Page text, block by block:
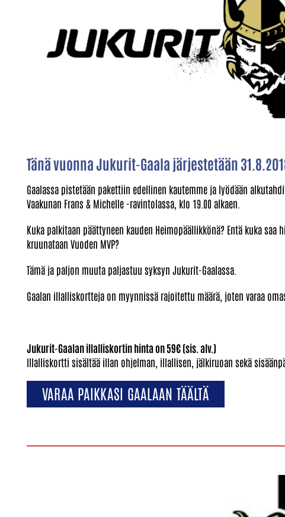
Tänä vuonna Jukurit-Gaala järjestetään
Gaalassa pistetään pakettiin edellinen kautemme ja lyödään
Vaakunan Frans & Michelle -ravintolassa, klo 19.00 alkaen.
Kuka palkitaan päättyneen kauden Heimopäällikkönä? Entä kuka
kruunataan Vuoden MVP?
Tämä ja paljon muuta paljastuu syksyn Jukurit-Gaalassa.
Gaalan illalliskortteja on myynnissä rajoitettu määrä, joten varaa
Jukurit-Gaalan illalliskortin hinta on 59€ (sis. alv.)
Illalliskortti sisältää illan ohjelman, illallisen, jälkiruoan sekä
VARAA PAIKKASI GAALAAN TÄÄLTÄ